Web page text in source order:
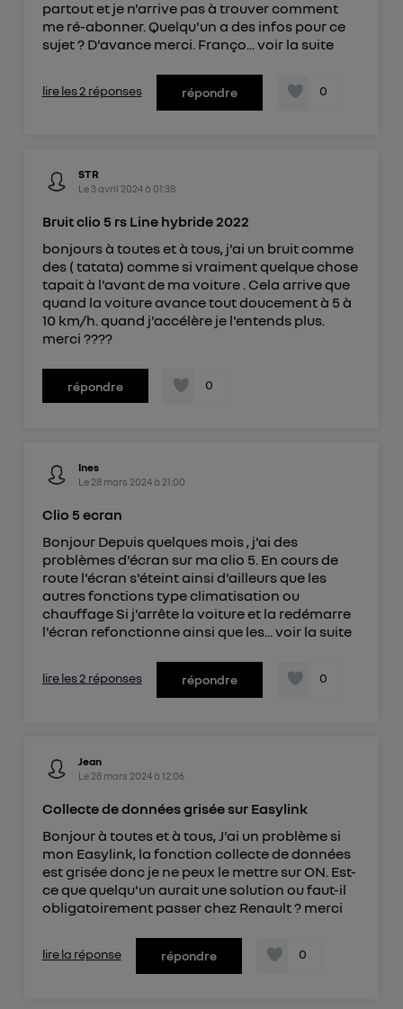
partout et je n'arrive pas à trouver comment
me ré-abonner. Quelqu'un a des infos pour ce
sujet ? D'avance merci. Franço... voir la suite
lire les 2 réponses répondre 0
STR
Le 3 avril 2024à 01:38
Bruit clio 5 rs Line hybride 2022
bonjours à toutes et à tous, j'ai un bruit comme
des ( tatata) comme si vraiment quelque chose
tapait à l'avant de ma voiture . Cela arrive que
quand la voiture avance tout doucement à 5 à
10 km/h. quand j'accélère je l'entends plus.
merci ????
répondre 0
Ines
Le 28 mars 2024à 21:00
Clio 5 ecran
Bonjour Depuis quelques mois , j'ai des
problèmes d'écran sur ma clio 5. En cours de
route l'écran s'éteint ainsi d'ailleurs que les
autres fonctions type climatisation ou
chauffage Si j'arrête la voiture et la redémarre
l'écran refonctionne ainsi que les...voir la suite
lire les 2 réponses répondre 0
Jean
Le 28 mars 2024à 12:06
Collecte de données grisée sur Easylink
Bonjour à toutes et à tous, J'ai un problème si
mon Easylink, la fonction collecte de données
est grisée donc je ne peux le mettre sur ON. Est-
ce que quelqu'un aurait une solution ou faut-il
obligatoirement passer chez Renault ? merci
lire la réponse répondre 0